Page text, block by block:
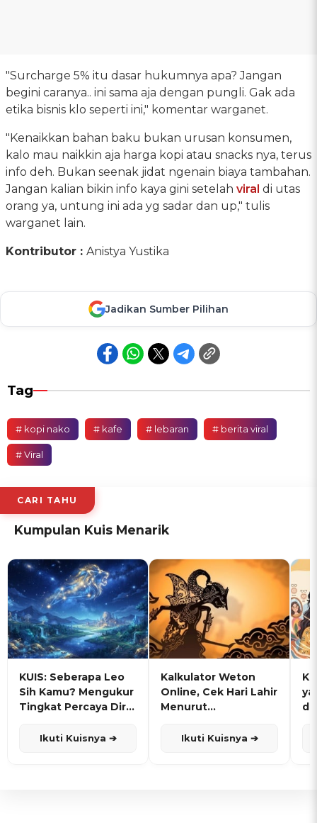
"Surcharge 5% itu dasar hukumnya apa? Jangan
begini caranya.. ini sama aja dengan pungli. Gak ada
etika bisnis klo seperti ini," komentar warganet.
"Kenaikkan bahan baku bukan urusan konsumen,
kalo mau naikkin aja harga kopi atau snacks nya, terus
info deh. Bukan seenak jidat ngenain biaya tambahan.
Jangan kalian bikin info kaya gini setelah viral di utas
orang ya, untung ini ada yg sadar dan up," tulis
warganet lain.
Kontributor : Anistya Yustika
Jadikan Sumber Pilihan
Tag
# kopi nako # kafe # lebaran # berita viral
# Viral
CARI TAHU
Kumpulan Kuis Menarik
KUIS: Seberapa Leo
Sih Kamu? Mengukur
Tingkat Percaya Diri
Ikuti Kuisnya ➔
Kalkulator Weton
Online, Cek Hari Lahir
Menurut
Ikuti Kuisnya ➔